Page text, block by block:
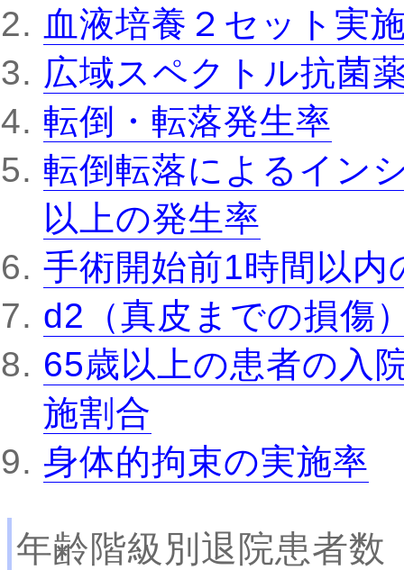
血液培養２セット実
広域スペクトル抗菌
転倒・転落発生率
転倒転落によるイン
以上の発生率
手術開始前1時間以
d2（真皮までの損傷
65歳以上の患者の入
施割合
身体的拘束の実施率
年齢階級別退院患者数